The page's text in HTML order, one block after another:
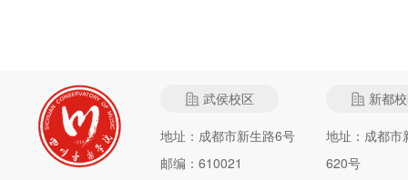
武侯校区
地址：成都市新生路6号
邮编：610021
新都
地址：成都市
620号